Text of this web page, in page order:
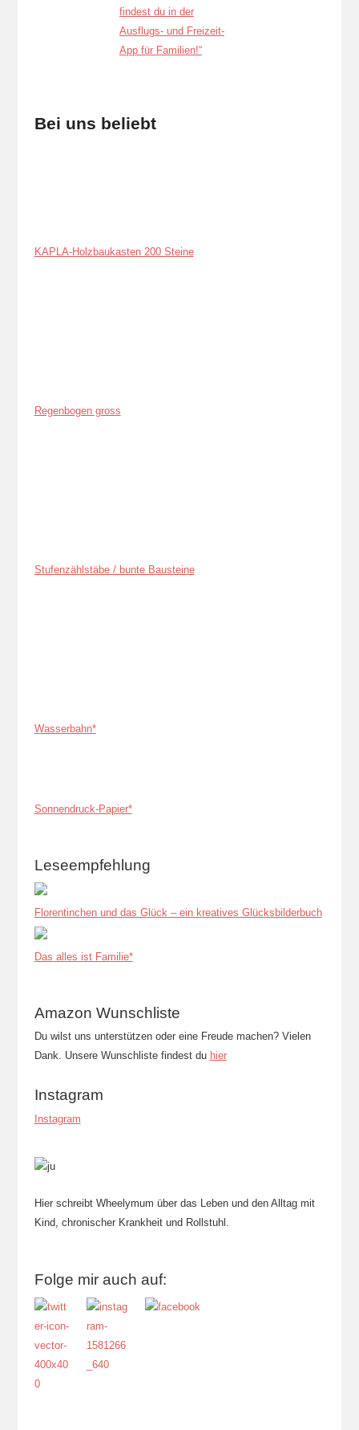
Bei uns beliebt
KAPLA-Holzbaukasten 200 Steine
Regenbogen gross
Stufenzählstäbe / bunte Bausteine
Wasserbahn*
Sonnendruck-Papier*
Leseempfehlung
Florentinchen und das Glück – ein kreatives Glücksbilderbuch
Das alles ist Familie*
Amazon Wunschliste
Du wilst uns unterstützen oder eine Freude machen? Vielen
Dank. Unsere Wunschliste findest du hier
Instagram
Instagram
Hier schreibt Wheelymum über das Leben und den Alltag mit
Kind, chronischer Krankheit und Rollstuhl.
Folge mir auch auf: